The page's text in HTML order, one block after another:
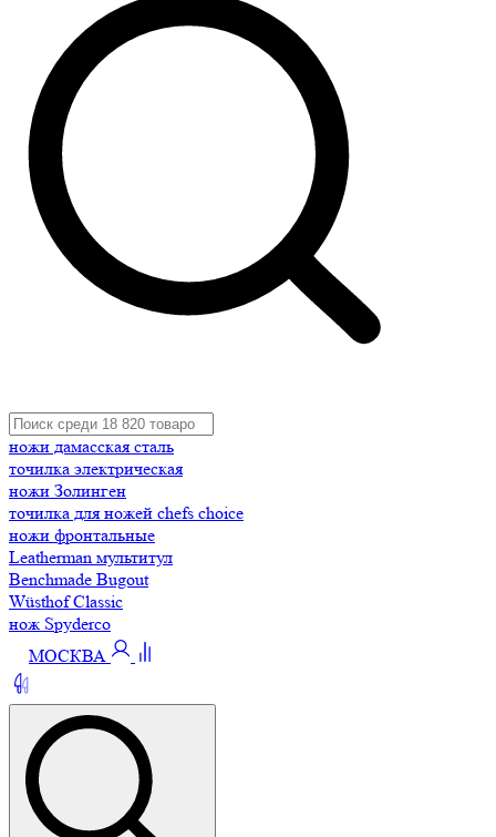
ножи дамасская сталь
точилка электрическая
ножи Золинген
точилка для ножей chefs choice
ножи фронтальные
Leatherman мультитул
Benchmade Bugout
Wüsthof Classic
нож Spyderco
МОСКВА